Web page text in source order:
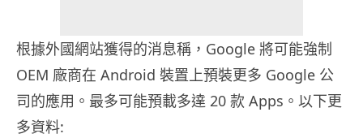
根據外國網站獲得的消息稱，Google 將可能強制
OEM 廠商在 Android 裝置上預裝更多 Google 公
司的應用。最多可能預載多達 20 款 Apps。以下更
多資料: